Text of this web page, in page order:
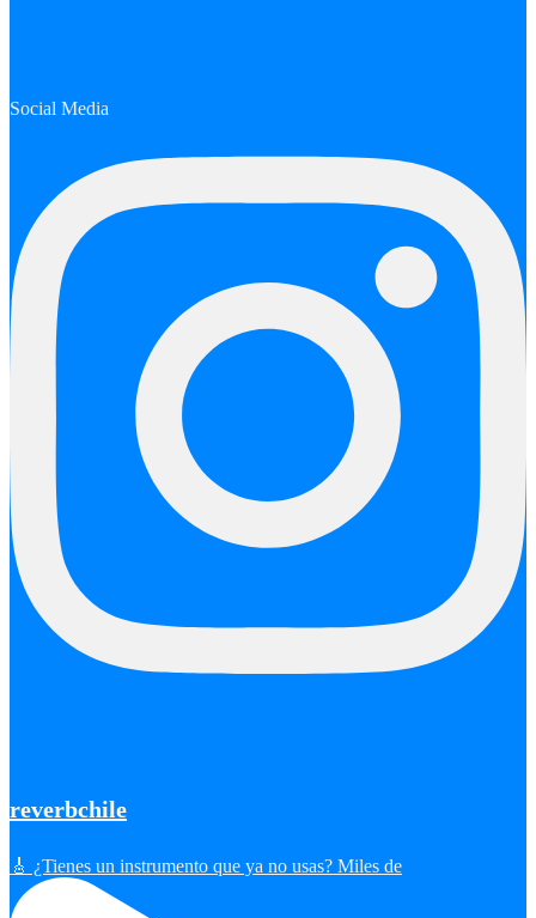
Social Media
reverbchile
🎸 ¿Tienes un instrumento que ya no usas? Miles de